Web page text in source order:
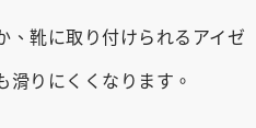
、靴に取り付けられるアイゼ
滑りにくくなります。